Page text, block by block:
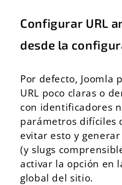
Configurar URL
desde la
Por defecto, Joomla
URL poco claras o
con identificadores
parámetros difíciles
evitar esto y
(y slugs
activar la opción en
global del sitio.